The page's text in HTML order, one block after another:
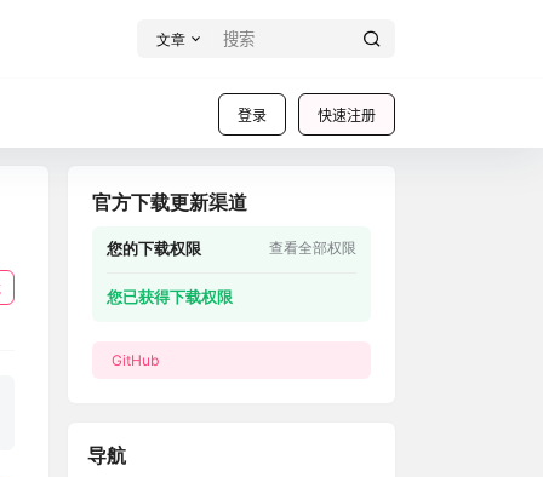
文章
登录 快速注册
官方下载更新渠道
您的下载权限 查看全部权限
您已获得下载权限
GitHub
导航